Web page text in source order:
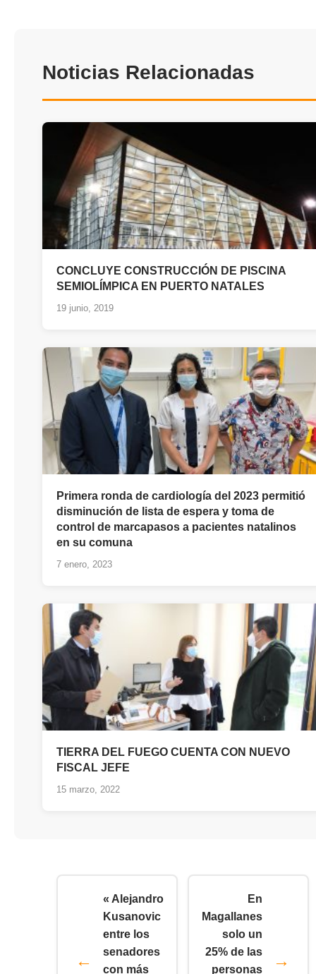
Noticias Relacionadas
CONCLUYE CONSTRUCCIÓN DE PISCINA
SEMIOLÍMPICA EN PUERTO NATALES
19 junio, 2019
Primera ronda de cardiología del 2023 permitió
disminución de lista de espera y toma de
control de marcapasos a pacientes natalinos
en su comuna
7 enero, 2023
TIERRA DEL FUEGO CUENTA CON NUEVO
FISCAL JEFE
15 marzo, 2022
« Alejandro
Kusanovic
entre los
senadores
con más
En
Magallanes
solo un
25% de las
personas